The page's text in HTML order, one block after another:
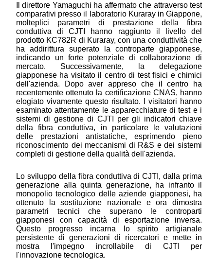
Il direttore Yamaguchi ha affermato che attraverso test
comparativi presso il laboratorio Kuraray in Giappone,
molteplici parametri di prestazione della fibra
conduttiva di CJTI hanno raggiunto il livello del
prodotto KC782R di Kuraray, con una conduttività che
ha addirittura superato la controparte giapponese,
indicando un forte potenziale di collaborazione di
mercato. Successivamente, la delegazione
giapponese ha visitato il centro di test fisici e chimici
dell'azienda. Dopo aver appreso che il centro ha
recentemente ottenuto la certificazione CNAS, hanno
elogiato vivamente questo risultato. I visitatori hanno
esaminato attentamente le apparecchiature di test e i
sistemi di gestione di CJTI per gli indicatori chiave
della fibra conduttiva, in particolare le valutazioni
delle prestazioni antistatiche, esprimendo pieno
riconoscimento dei meccanismi di R&S e dei sistemi
completi di gestione della qualità dell'azienda.
Lo sviluppo della fibra conduttiva di CJTI, dalla prima
generazione alla quinta generazione, ha infranto il
monopolio tecnologico delle aziende giapponesi, ha
ottenuto la sostituzione nazionale e ora dimostra
parametri tecnici che superano le controparti
giapponesi con capacità di esportazione inversa.
Questo progresso incarna lo spirito artigianale
persistente di generazioni di ricercatori e mette in
mostra l'impegno incrollabile di CJTI per
l'innovazione tecnologica.